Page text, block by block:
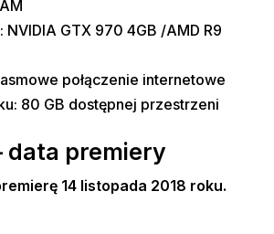
NVIDIA GTX 970 4GB /AMD R9
połączenie internetowe
80 GB dostępnej przestrzeni
data premiery
14 listopada 2018 roku.